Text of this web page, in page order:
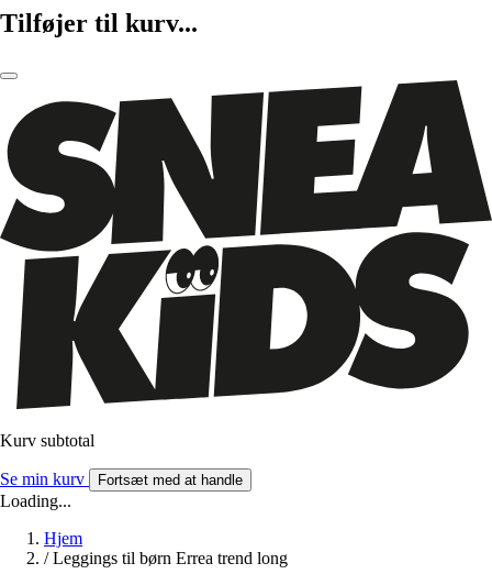
Tilføjer til kurv...
Kurv subtotal
Se min kurv Fortsæt med at handle
Loading...
Hjem
/ Leggings til børn Errea trend long